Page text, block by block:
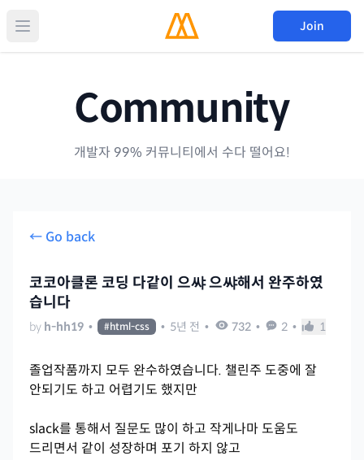
Join
Community
개발자 99% 커뮤니티에서 수다 떨어요!
← Go back
코코아클론 코딩 다같이 으쌰 으쌰해서 완주하였
습니다
by h-hh19 • #html-css • 5년 전 • 732 • 2 • 1
졸업작품까지 모두 완수하였습니다. 챌린주 도중에 잘
안되기도 하고 어렵기도 했지만
slack를 통해서 질문도 많이 하고 작게나마 도움도
드리면서 같이 성장하며 포기 하지 않고